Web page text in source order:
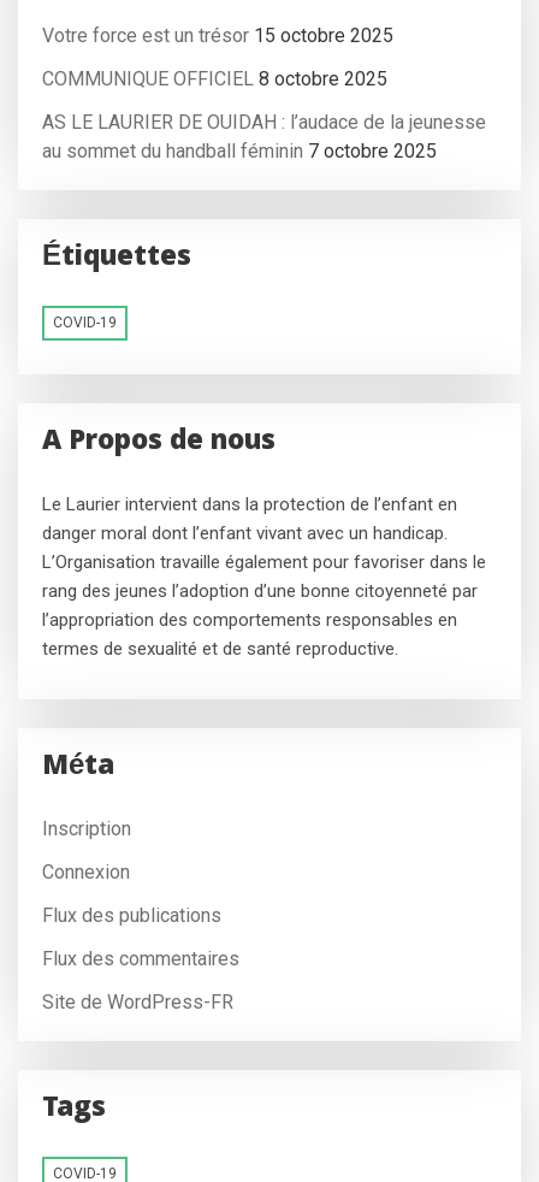
Votre force est un trésor 15 octobre 2025
COMMUNIQUE OFFICIEL 8 octobre 2025
AS LE LAURIER DE OUIDAH : l’audace de la jeunesse
au sommet du handball féminin 7 octobre 2025
Étiquettes
COVID-19
A Propos de nous
Le Laurier intervient dans la protection de l’enfant en
danger moral dont l’enfant vivant avec un handicap.
L’Organisation travaille également pour favoriser dans le
rang des jeunes l’adoption d’une bonne citoyenneté par
l’appropriation des comportements responsables en
termes de sexualité et de santé reproductive.
Méta
Inscription
Connexion
Flux des publications
Flux des commentaires
Site de WordPress-FR
Tags
COVID-19